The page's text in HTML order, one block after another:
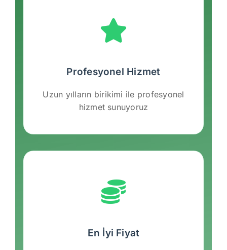
Profesyonel Hizmet
Uzun yılların birikimi ile profesyonel
hizmet sunuyoruz
En İyi Fiyat